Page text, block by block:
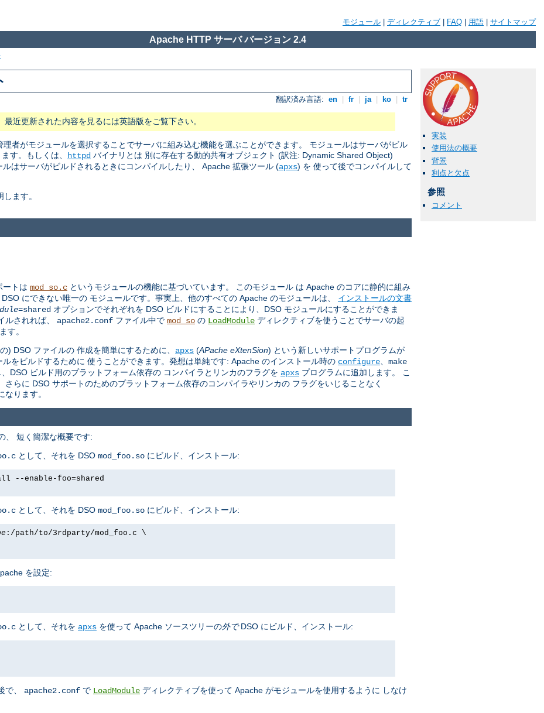
モジュール ディレクティブ FAQ 用語 サイトマップ
Apache HTTP サーバ バージョン 2.4
翻訳済み言語: en fr ja ko tr
近更新された内容を見るには英語版をご覧下さい。
者がモジュールを選択することでサーバに組み込む機能を選ぶことができます。 モジュールはサーバがビル
す。もしくは、 httpd バイナリとは 別に存在する動的共有オブジェクト (訳注: Dynamic Shared Object)
はサーバがビルドされるときにコンパイルしたり、 Apache 拡張ツール (apxs) を 使って後でコンパイルして
ます。
実装
使用法の概要
背景
利点と欠点
参照
コメント
ートは mod_so.c というモジュールの機能に基づいています。 このモジュール は Apache のコアに静的に組み
DSO にできない唯一の モジュールです。事実上、他のすべての Apache のモジュールは、 インストールの文書
=shared オプションでそれぞれを DSO ビルドにすることにより、DSO モジュールにすることができま
ルされれば、 apache2.conf ファイル中で mod_so の LoadModule ディレクティブを使うことでサーバの起
す。
DSO ファイルの 作成を簡単にするために、 apxs (APache eXtenSion) という新しいサポートプログラムが
をビルドするために 使うことができます。発想は単純です: Apache のインストール時の configure
make
DSO ビルド用のプラットフォーム依存の コンパイラとリンカのフラグを apxs プログラムに追加します。 こ
らに DSO サポートのためのプラットフォーム依存のコンパイラやリンカの フラグをいじることなく
ります。
、 短く簡潔な概要です:
として、それを DSO mod_foo.so にビルド、インストール:
--enable-foo=shared
として、それを DSO mod_foo.so にビルド、インストール:
:/path/to/3rdparty/mod_foo.c \
を設定:
として、それを apxs を使って Apache ソースツリーの外でDSO にビルド、インストール:
で、 apache2.conf で LoadModule ディレクティブを使って Apache がモジュールを使用するように しなけ